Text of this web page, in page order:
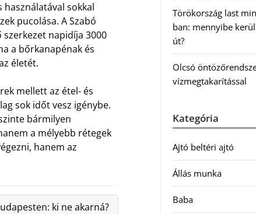
sokkal
pucolása. A Szabó
napidíja 3000
a bőrkanapénak és
életét.
mellett az étel- és
sok időt vesz igénybe.
bármilyen
a mélyebb rétegek
hanem az
ki ne akarná?
Törökország last
ban: mennyibe
út?
Olcsó
vízmegtakarítással
Kategória
Ajtó beltéri ajtó
Állás munka
Baba